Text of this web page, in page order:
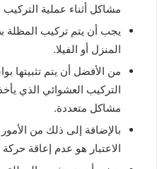
مشاكل أثناء عملية
يجب أن يتم تركيب المظلة
المنزل أو الفيلا.
من الأفضل أن يتم
التركيب العشوائي الذي
مشاكل متعددة.
بالإضافة إلى ذلك من
الاعتبار هو عدم إعاقة